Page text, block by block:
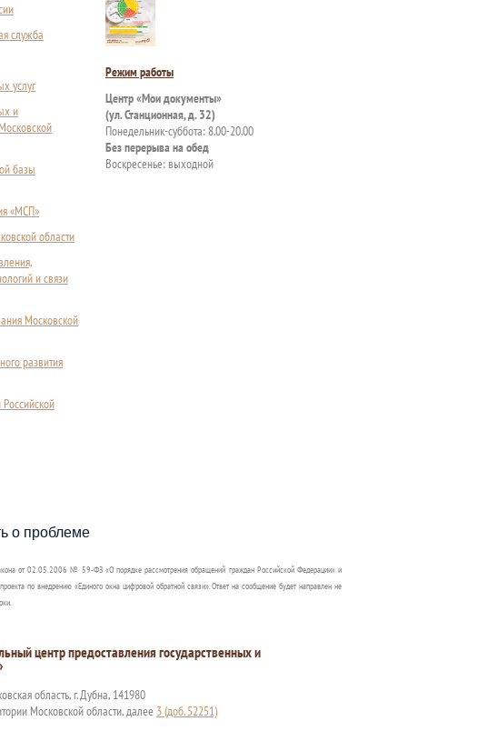
служба
услуг
и
базы
«МСП»
области
и связи
Московской
развития
Режим работы
Центр «Мои документы»
(ул. Станционная, д. 32)
Понедельник-суббота: 8.00-20.00
Без перерыва на обед
Воскресенье: выходной
или пособия?
о проблеме
от 02.05.2006 № 59-ФЗ «О порядке рассмотрения обращений граждан Российской Федерации» и
по внедрению «Единого окна цифровой обратной связи». Ответ на сообщение будет направлен не
центр предоставления государственных и
область, г. Дубна, 141980
Московской области, далее 3 (доб. 52251)